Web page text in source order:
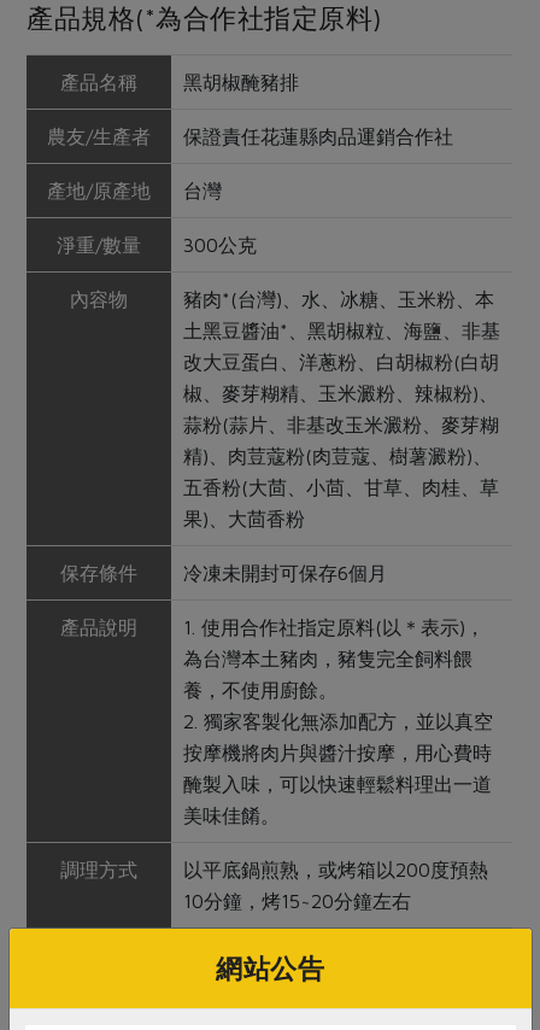
產品規格(*為合作社指定原料)
產品名稱 黑胡椒醃豬排
農友/生產者 保證責任花蓮縣肉品運銷合作社
產地/原產地 台灣
淨重/數量 300公克
內容物
豬肉*(台灣)、水、冰糖、玉米粉、本
土黑豆醬油*、黑胡椒粒、海鹽、非基
改大豆蛋白、洋蔥粉、白胡椒粉(白胡
椒、麥芽糊精、玉米澱粉、辣椒粉)、
蒜粉(蒜片、非基改玉米澱粉、麥芽糊
精)、肉荳蔻粉(肉荳蔻、樹薯澱粉)、
五香粉(大茴、小茴、甘草、肉桂、草
果)、大茴香粉
保存條件 冷凍未開封可保存6個月
產品說明
1. 使用合作社指定原料(以＊表示)，
為台灣本土豬肉，豬隻完全飼料餵
養，不使用廚餘。
2. 獨家客製化無添加配方，並以真空
按摩機將肉片與醬汁按摩，用心費時
醃製入味，可以快速輕鬆料理出一道
美味佳餚。
調理方式
以平底鍋煎熟，或烤箱以200度預熱
10分鐘，烤15~20分鐘左右
本產品含大豆、含麩質之穀物及其製
品，對其過敏者請勿食用
網站公告